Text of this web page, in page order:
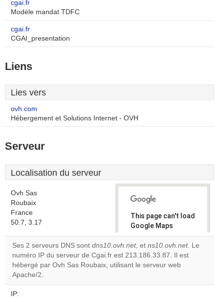
cgai.fr
Modèle mandat TDFC
cgai.fr
CGAI_presentation
Liens
Lies vers
ovh.com
Hébergement et Solutions Internet - OVH
Serveur
Localisation du serveur
Ovh Sas
Roubaix
France
50.7, 3.17
This page can't load
Google Maps
correctly.
Do you
own this
Ses 2 serveurs DNS sont dns10.ovh.net, et ns10.ovh.net. Le
numéro IP du serveur de Cgai.fr est 213.186.33.87. Il est
hébergé par Ovh Sas Roubaix, utilisant le serveur web
Apache/2.
IP: